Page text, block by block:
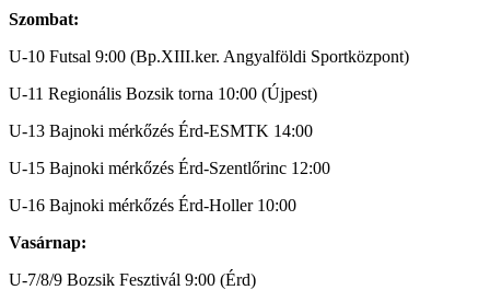
Szombat:
U-10 Futsal 9:00 (Bp.XIII.ker. Angyalföldi Sportközpont)
U-11 Regionális Bozsik torna 10:00 (Újpest)
U-13 Bajnoki mérkőzés Érd-ESMTK 14:00
U-15 Bajnoki mérkőzés Érd-Szentlőrinc 12:00
U-16 Bajnoki mérkőzés Érd-Holler 10:00
Vasárnap:
U-7/8/9 Bozsik Fesztivál 9:00 (Érd)